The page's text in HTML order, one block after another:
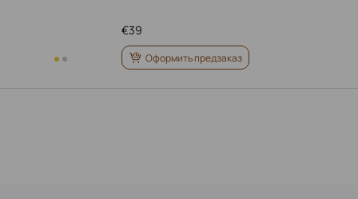
39
€
Оформить предзаказ